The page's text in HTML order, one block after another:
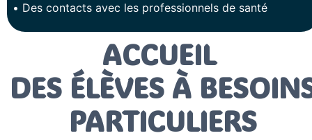
• Des contacts avec les professionnels de santé
ACCUEIL
DES ÉLÈVES À
PARTICULIERS